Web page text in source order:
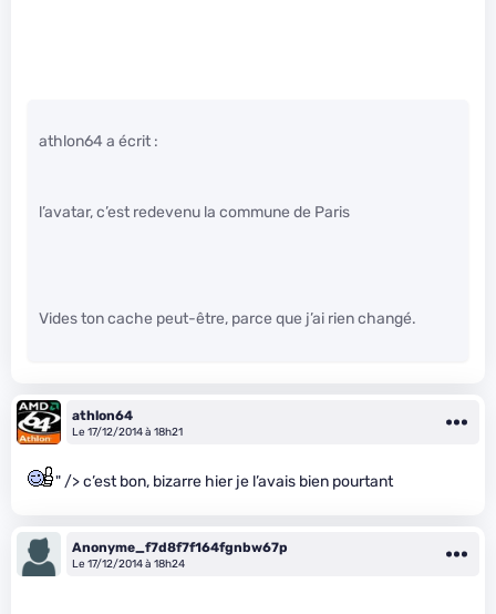
athlon64 a écrit :
l’avatar, c’est redevenu la commune de Paris
Vides ton cache peut-être, parce que j’ai rien changé.
athlon64
Le 17/12/2014 à 18h21
" /> c’est bon, bizarre hier je l’avais bien pourtant
Anonyme_f7d8f7f164fgnbw67p
Le 17/12/2014 à 18h24